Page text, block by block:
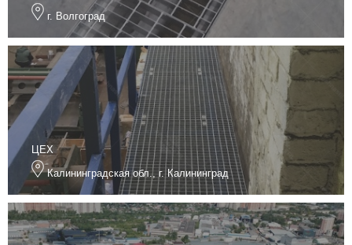
г. Волгоград
ЦЕХ
Калининградская обл., г. Калининград